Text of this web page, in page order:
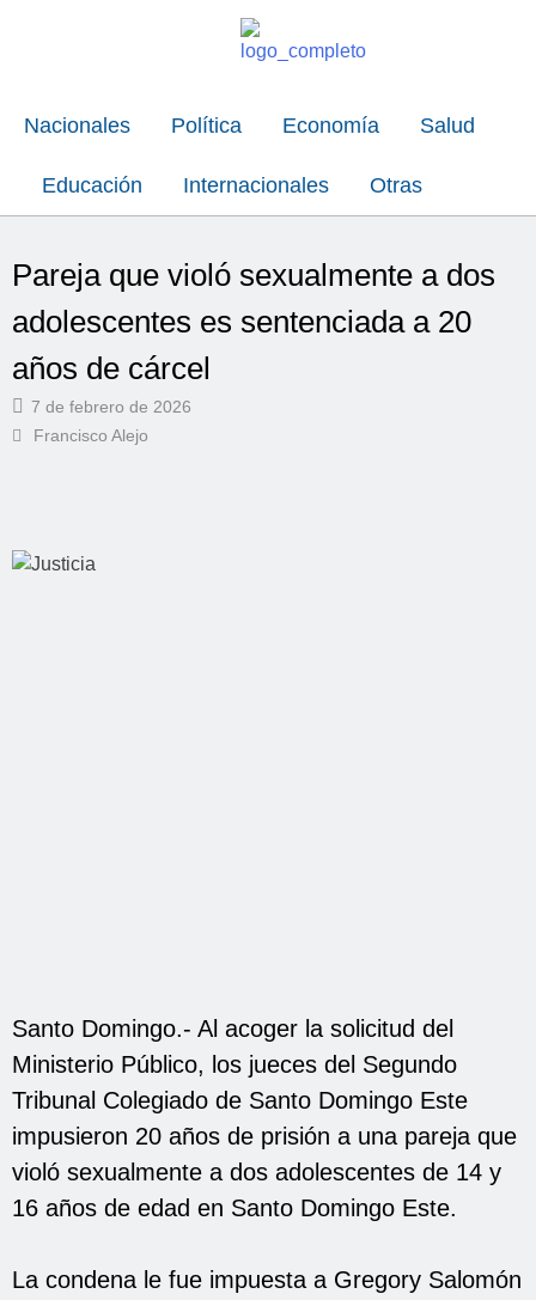
Nacionales Política Economía Salud
Educación Internacionales Otras
Pareja que violó sexualmente a dos
adolescentes es sentenciada a 20
años de cárcel
7 de febrero de 2026
Francisco Alejo
Santo Domingo.- Al acoger la solicitud del
Ministerio Público, los jueces del Segundo
Tribunal Colegiado de Santo Domingo Este
impusieron 20 años de prisión a una pareja que
violó sexualmente a dos adolescentes de 14 y
16 años de edad en Santo Domingo Este.
La condena le fue impuesta a Gregory Salomón